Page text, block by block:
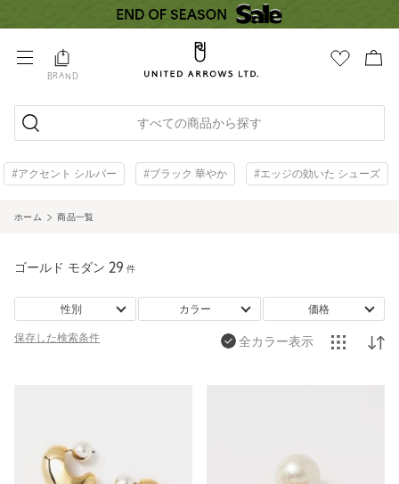
BRAND
すべての商品から探す
#アクセント シルバー #ブラック 華やか #エッジの効いた シューズ
ホーム 商品一覧
ゴールド モダン 29 件
性別 カラー 価格
保存した検索条件 全カラー表示